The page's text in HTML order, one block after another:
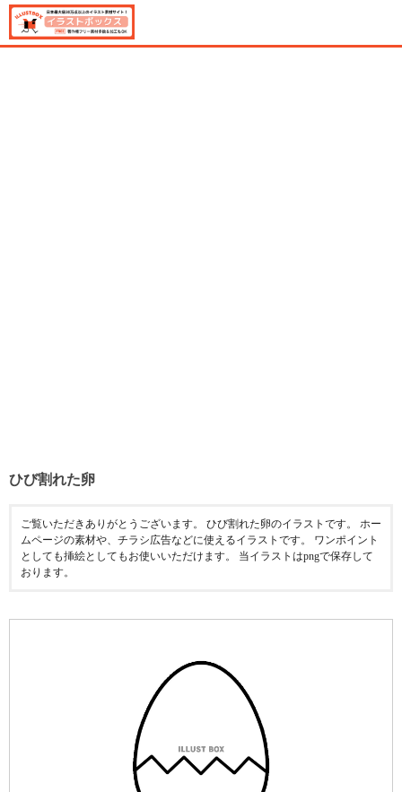
ひび割れた卵
ご覧いただきありがとうございます。 ひび割れた卵のイラストです。 ホー
ムページの素材や、チラシ広告などに使えるイラストです。 ワンポイント
としても挿絵としてもお使いいただけます。 当イラストはpngで保存して
おります。